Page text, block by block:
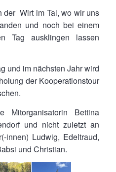
der Wirt im Tal, wo wir uns
und noch bei einem
Tag ausklingen lassen
und im nächsten Jahr wird
der Kooperationstour
Bettina
und nicht zuletzt an
innen) Ludwig, Edeltraud,
und Christian.